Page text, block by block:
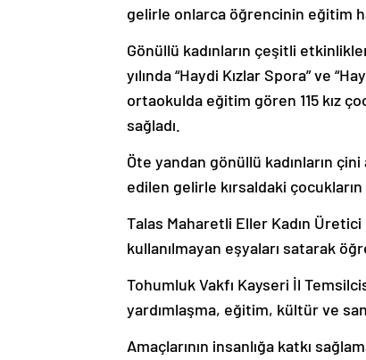
gelirle onlarca öğrencinin eğitim
Gönüllü kadınların çeşitli
yılında “Haydi Kızlar Spora” ve
ortaokulda eğitim gören 115 kız
sağladı.
Öte yandan gönüllü kadınların
edilen gelirle kırsaldaki çocukların
Talas Maharetli Eller Kadın Üretici
kullanılmayan eşyaları satarak
Tohumluk Vakfı Kayseri İl
yardımlaşma, eğitim, kültür ve
Amaçlarının insanlığa katkı